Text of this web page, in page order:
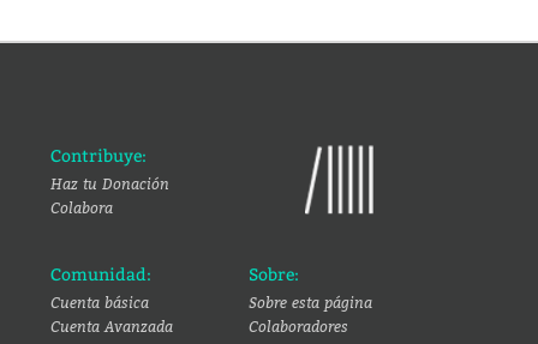
Contribuye:
Haz tu Donación
Colabora
Comunidad:
Cuenta básica
Cuenta Avanzada
Sobre:
Sobre esta página
Colaboradores